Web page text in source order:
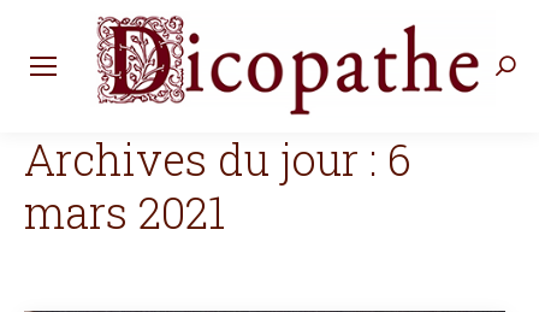
Archives du jour : 6
mars 2021